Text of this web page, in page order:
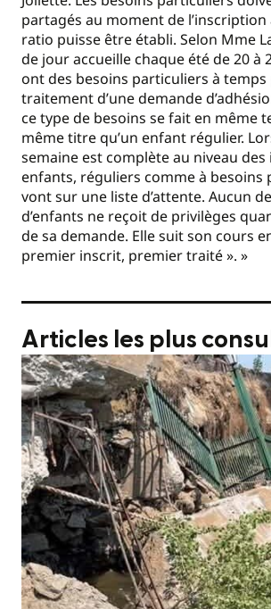
partagés au moment de
ratio puisse être établi. Selon Mme
de jour accueille chaque été de 20 à
ont des besoins particuliers à temps
traitement d’une demande
ce type de besoins se fait en même
même titre qu’un enfant régulier.
semaine est complète au niveau
enfants, réguliers comme à besoins
vont sur une liste d’attente. Aucun
d’enfants ne reçoit de privilèges
de sa demande. Elle suit son cours
premier inscrit, premier traité ». »
Articles les plus